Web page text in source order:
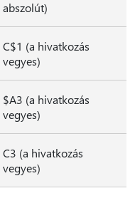
abszolút)
C$1 (a hivatkozás
vegyes)
$A3 (a hivatkozás
vegyes)
C3 (a hivatkozás
vegyes)